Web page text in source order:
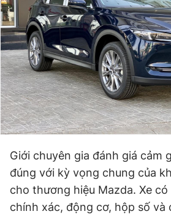
Giới chuyên gia đánh giá cảm
đúng với kỳ vọng chung của
cho thương hiệu Mazda. Xe
chính xác, động cơ, hộp số và